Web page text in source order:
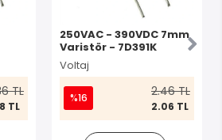
TL
TL
250VAC - 390VDC 7mm
Varistör - 7D391K
Voltaj
%16 2.46 TL
2.06 TL